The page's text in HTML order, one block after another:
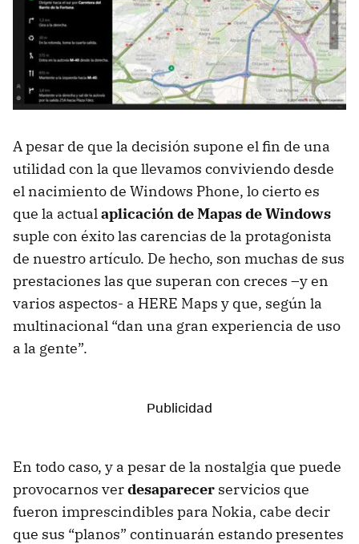
A pesar de que la decisión supone el fin de una
utilidad con la que llevamos conviviendo desde
el nacimiento de Windows Phone, lo cierto es
que la actualaplicación de Mapas de Windows
suple con éxito las carencias de la protagonista
de nuestro artículo. De hecho, son muchas de sus
prestaciones las que superan con creces –y en
varios aspectos- a HERE Maps y que, según la
multinacional “dan una gran experiencia de uso
a la gente”.
En todo caso, y a pesar de la nostalgia que puede
provocarnos verdesaparecer servicios que
fueron imprescindibles para Nokia, cabe decir
que sus “planos” continuarán estando presentes